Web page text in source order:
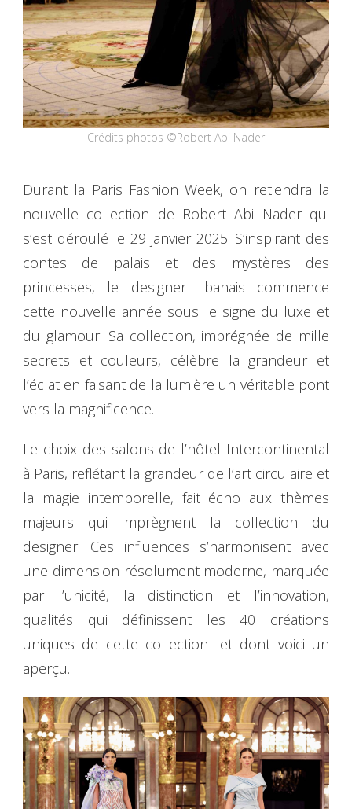
Crédits photos ©Robert Abi Nader
Durant la Paris Fashion Week, on retiendra la
nouvelle collection de Robert Abi Nader qui
s’est déroulé le 29 janvier 2025. S’inspirant des
contes de palais et des mystères des
princesses, le designer libanais commence
cette nouvelle année sous le signe du luxe et
du glamour. Sa collection, imprégnée de mille
secrets et couleurs, célèbre la grandeur et
l’éclat en faisant de la lumière un véritable pont
vers la magnificence.
Le choix des salons de l’hôtel Intercontinental
à Paris, reflétant la grandeur de l’art circulaire et
la magie intemporelle, fait écho aux thèmes
majeurs qui imprègnent la collection du
designer. Ces influences s’harmonisent avec
une dimension résolument moderne, marquée
par l’unicité, la distinction et l’innovation,
qualités qui définissent les 40 créations
uniques de cette collection -et dont voici un
aperçu.